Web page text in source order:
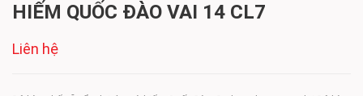
HIẾM QUỐC ĐÀO VAI 14 CL7
Liên hệ